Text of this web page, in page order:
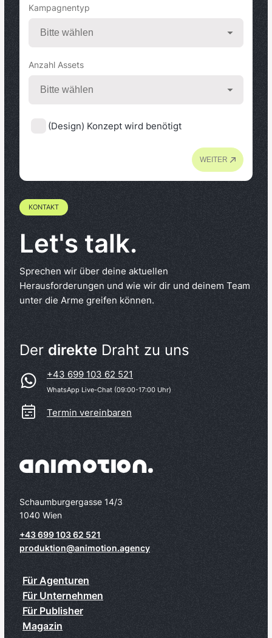
Kampagnentyp
Anzahl Assets
(Design) Konzept wird benötigt
WEITER
KONTAKT
Let's talk.
Sprechen wir über deine aktuellen
Herausforderungen und wie wir dir und deinem Team
unter die Arme greifen können.
Der direkte Draht zu uns
+43 699 103 62 521
WhatsApp Live-Chat (09:00-17:00 Uhr)
Termin vereinbaren
Schaumburgergasse 14/3
1040 Wien
+43 699 103 62 521
produktion@animotion.agency
Für Agenturen
Für Unternehmen
Für Publisher
Magazin